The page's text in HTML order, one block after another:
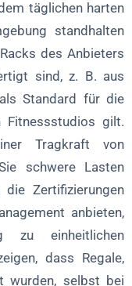
täglichen harten
standhalten
des Anbieters
sind, z. B. aus
Standard für die
Fitnessstudios gilt.
Tragkraft von
schwere Lasten
die Zertifizierungen
anbieten,
zu einheitlichen
dass Regale,
wurden, selbst bei